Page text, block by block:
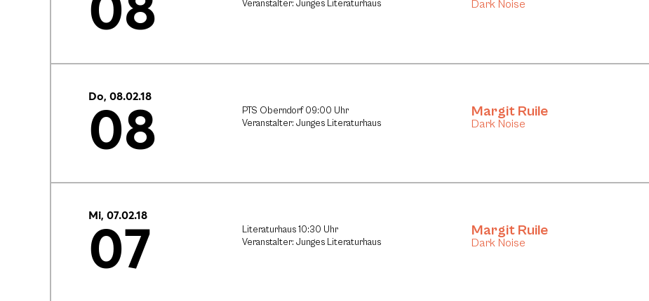
08 Veranstalter: Junges Literaturhaus Dark Noise
Do, 08.02.18
08
PTS Oberndorf 09:00 Uhr
Veranstalter: Junges Literaturhaus
Margit Ruile
Dark Noise
Mi, 07.02.18
07
Literaturhaus 10:30 Uhr
Veranstalter: Junges Literaturhaus
Margit Ruile
Dark Noise